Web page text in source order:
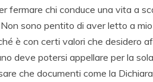
fermare chi conduce una vita a
sono pentito di aver letto a
è con certi valori che desidero
deve potersi appellare per la
che documenti come la